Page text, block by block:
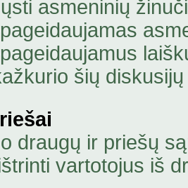
asmeninių
šių
draugų ir priešų
vartotojus iš